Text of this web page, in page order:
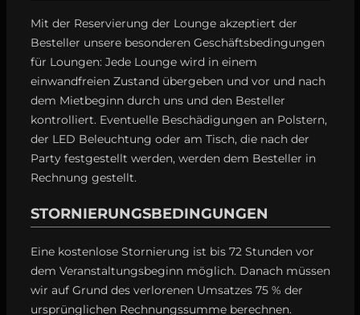
Mit der Reservierung der Lounge akzeptiert der
Besteller unsere besonderen Geschäftsbedingungen
für Loungen: Jede Lounge wird in einem
einwandfreien Zustand übergeben und vor und nach
dem Mietbeginn durch uns und den Besteller
kontrolliert. Eventuelle Beschädigungen an Polstern,
der LED Beleuchtung oder am Tisch, die nach der
Party festgestellt werden, werden dem Besteller in
Rechnung gestellt.
STORNIERUNGSBEDINGUNGEN
Eine kostenlose Stornierung ist bis 72 Stunden vor
dem Veranstaltungsbeginn möglich. Danach müssen
wir auf Grund des verlorenen Umsatzes 75 % der
ursprünglichen Rechnungssumme berechnen.